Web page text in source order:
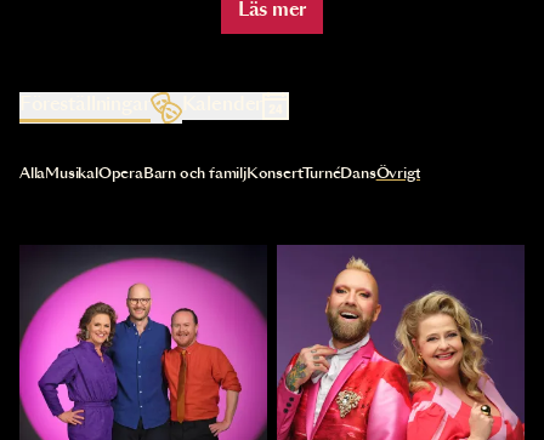
Läs mer
Kalender
Val av kategori uppdaterar innehållet automatiskt
AllaMusikal OperaBarn och familjKonsertTurnéDansÖvrigt